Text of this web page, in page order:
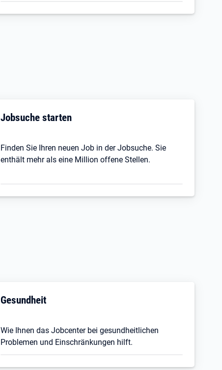
Jobsuche starten
Finden Sie Ihren neuen Job in der Jobsuche. Sie
enthält mehr als eine Million offene Stellen.
Gesundheit
Wie Ihnen das Jobcenter bei gesundheitlichen
Problemen und Einschränkungen hilft.